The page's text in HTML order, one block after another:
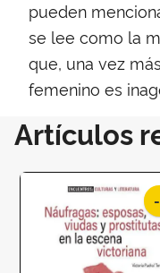
pueden
se lee como la
que, una vez
femenino es
Artículos